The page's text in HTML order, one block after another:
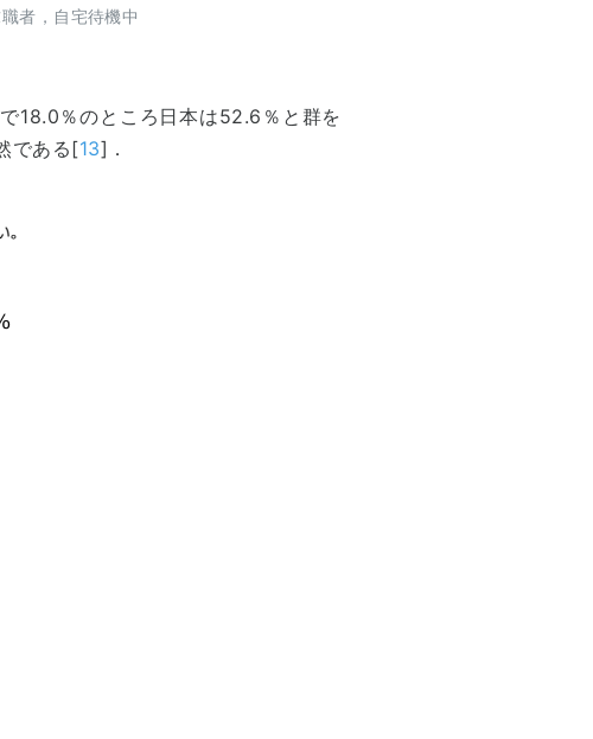
者，自宅待機中
18.0％のところ日本は52.6％と群を
である[13]．